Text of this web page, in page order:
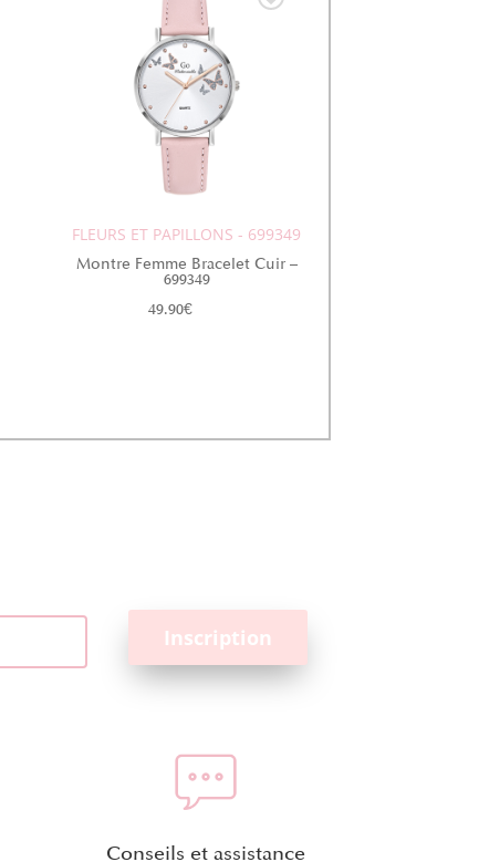
FLEURS ET PAPILLONS - 699349
Montre Femme Bracelet Cuir –
699349
49.90€
Conseils et assistance